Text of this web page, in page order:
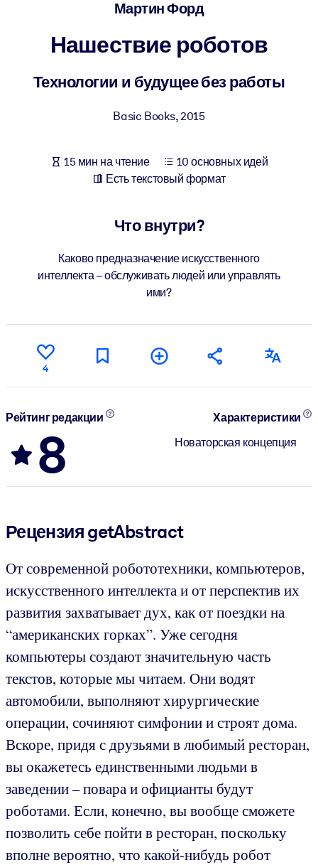
ПО СИСТЕМАМ
Интегрируйте краткие проверенные знания в вашу LMS/LXP для
Обогатите корпоративную библиотеку надежными и готовыми к
использованию бизнес-знаниями.
Используйте надежные структурированные знания для
результатов ваших ИИ-систем.
Мартин Форд
Нашествие роботов
Технологии и будущее без работы
Basic Books,2015
15 мин на чтение
10 основных идей
Есть текстовый формат
Что внутри?
Каково предназначение искусственного
интеллекта – обслуживать людей или управлять
ими?
4
Рейтинг редакции
8
Характеристики
Новаторская концепция
Рецензия getAbstract
От современной робототехники, компьютеров,
искусственного интеллекта и от перспектив их
развития захватывает дух, как от поездки на
“американских горках”. Уже сегодня
компьютеры создают значительную часть
текстов, которые мы читаем. Они водят
автомобили, выполняют хирургические
операции, сочиняют симфонии и строят дома.
Вскоре, придя с друзьями в любимый ресторан,
вы окажетесь единственными людьми в
заведении – повара и официанты будут
роботами. Если, конечно, вы вообще сможете
позволить себе пойти в ресторан, поскольку
вполне вероятно, что какой-нибудь робот